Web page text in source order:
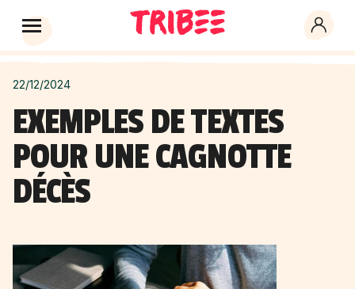
22/12/2024
EXEMPLES DE TEXTES
POUR UNE CAGNOTTE
DÉCÈS